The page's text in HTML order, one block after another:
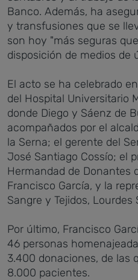
Banco. Además, ha
y transfusiones que se
son hoy "más seguras
disposición de medios de
El acto se ha celebrado
del Hospital Universitario
donde Diego y Sáenz de
acompañados por el
la Serna; el gerente del
José Santiago Cossío; el
Hermandad de Donantes
Francisco García, y la
Sangre y Tejidos, Lourdes
Por último, Francisco
46 personas
3.400 donaciones, de las
8.000 pacientes.